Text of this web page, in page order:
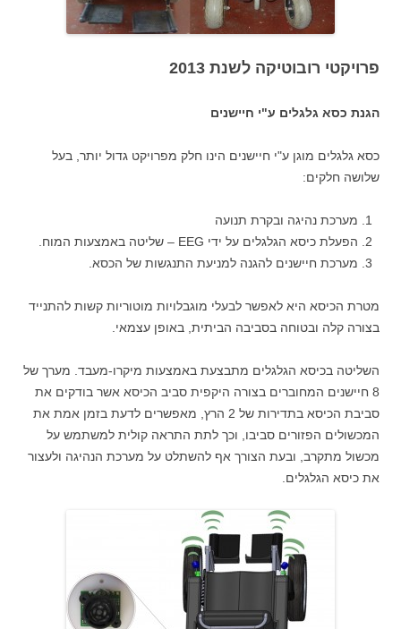
פרויקטי רובוטיקה לשנת 2013
הגנת כסא גלגלים ע"י חיישנים
כסא גלגלים מוגן ע"י חיישנים הינו חלק מפרויקט גדול יותר, בעל
שלושה חלקים:
מערכת נהיגה ובקרת תנועה
הפעלת כיסא הגלגלים על ידי EEG – שליטה באמצעות המוח.
מערכת חיישנים להגנה למניעת התנגשות של הכסא.
מטרת הכיסא היא לאפשר לבעלי מוגבלויות מוטוריות קשות להתנייד
בצורה קלה ובטוחה בסביבה הביתית, באופן עצמאי.
השליטה בכיסא הגלגלים מתבצעת באמצעות מיקרו-מעבד. מערך של
8 חיישנים המחוברים בצורה היקפית סביב הכיסא אשר בודקים את
סביבת הכיסא בתדירות של 2 הרץ, מאפשרים לדעת בזמן אמת את
המכשולים הפזורים סביבו, וכך לתת התראה קולית למשתמש על
מכשול מתקרב, ובעת הצורך אף להשתלט על מערכת הנהיגה ולעצור
את כיסא הגלגלים.